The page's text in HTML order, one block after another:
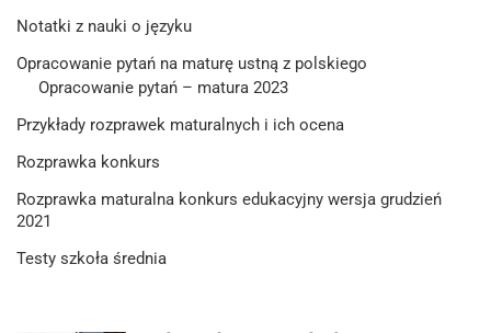
Notatki z nauki o języku
Opracowanie pytań na maturę ustną z polskiego
Opracowanie pytań – matura 2023
Przykłady rozprawek maturalnych i ich ocena
Rozprawka konkurs
Rozprawka maturalna konkurs edukacyjny wersja grudzień
2021
Testy szkoła średnia